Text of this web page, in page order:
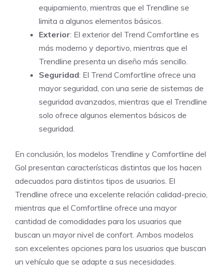
equipamiento, mientras que el Trendline se
limita a algunos elementos básicos.
Exterior: El exterior del Trend Comfortline es
más moderno y deportivo, mientras que el
Trendline presenta un diseño más sencillo.
Seguridad: El Trend Comfortline ofrece una
mayor seguridad, con una serie de sistemas de
seguridad avanzados, mientras que el Trendline
solo ofrece algunos elementos básicos de
seguridad.
En conclusión, los modelos Trendline y Comfortline del
Gol presentan características distintas que los hacen
adecuados para distintos tipos de usuarios. El
Trendline ofrece una excelente relación calidad-precio,
mientras que el Comfortline ofrece una mayor
cantidad de comodidades para los usuarios que
buscan un mayor nivel de confort. Ambos modelos
son excelentes opciones para los usuarios que buscan
un vehículo que se adapte a sus necesidades.